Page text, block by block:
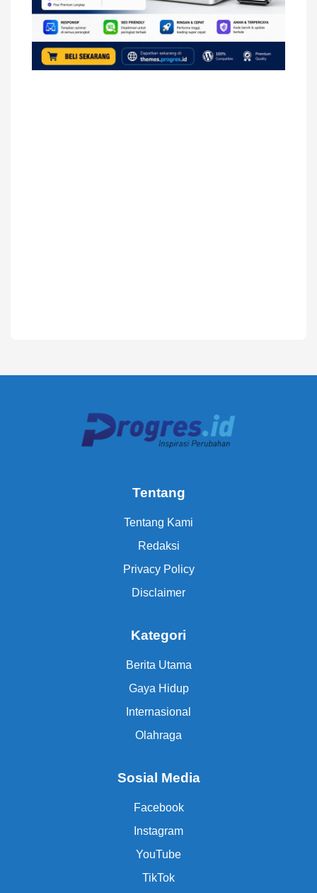
Tentang
Tentang Kami
Redaksi
Privacy Policy
Disclaimer
Kategori
Berita Utama
Gaya Hidup
Internasional
Olahraga
Sosial Media
Facebook
Instagram
YouTube
TikTok